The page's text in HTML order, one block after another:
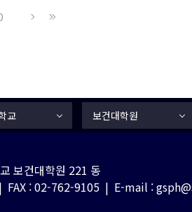
교 보건대학원
보건대학원 221 동
: 02-762-9105 | E-mail :